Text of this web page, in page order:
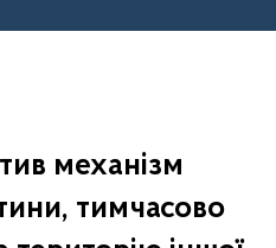
механізм
тимчасово